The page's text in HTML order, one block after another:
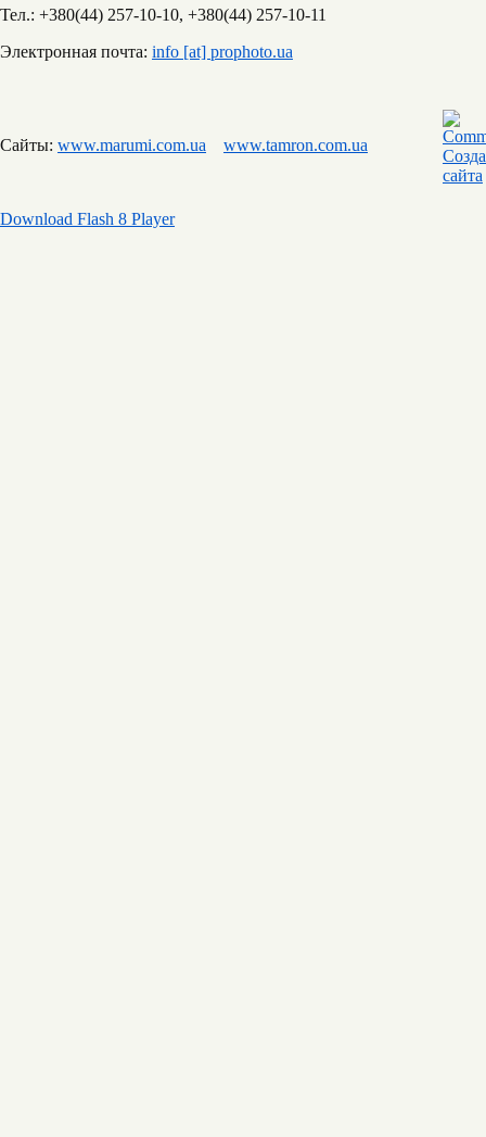
Тел.: +380(44) 257-10-10, +380(44) 257-10-11
Электронная почта: info [at] prophoto.ua
Сайты: www.marumi.com.ua www.tamron.com.ua
Download Flash 8 Player